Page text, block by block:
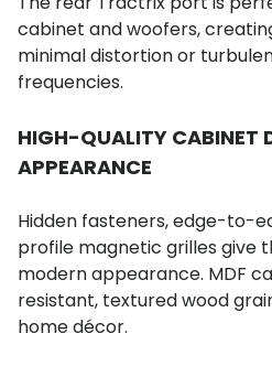
cabinet and woofers,
minimal distortion or
frequencies.
HIGH-QUALITY CABINET
APPEARANCE
Hidden fasteners, edge-to-
profile magnetic grilles give
modern appearance. MDF
resistant, textured wood
home décor.